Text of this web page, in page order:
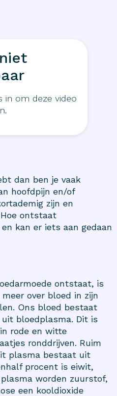
in om deze video
dan ben je vaak
hoofdpijn en/of
zijn en
ontstaat
kan er iets aan gedaan
ontstaat, is
over bloed in zijn
Ons bloed bestaat
bloedplasma. Dit is
rode en witte
ronddrijven. Ruim
plasma bestaat uit
procent is eiwit,
worden zuurstof,
een kooldioxide